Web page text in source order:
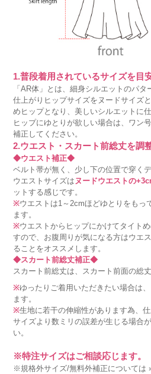
1.普段着用されているサイズを目
「AR体」とは、細身シルエットのパタ
仕上がりヒップサイズをヌードサイズ
めヒップとなり、美しいシルエットに仕
ヒップにゆとりが欲しい場合は、ワン
補正してください。
2.ウエスト・スカート前総丈を調
◆ウエスト補正◆
ベルト帯が無く、少し下の位置で穿くデ
ウエストサイズは ヌードウエストの
ットする感じです。
※ウエストは1～2cmほどゆとりをもっ
ます。
※ウエストからヒップにかけてタイト
すので、お腹周りが気になる方はウエ
ることをオススメします。
◆スカート前総丈補正◆
スカート前総丈は、スカート前面の総丈
※ゆったりご着用いただきたい場合は
ます。
※生地に若干の伸縮性があります為、
サイズより数ミリの誤差が生じる場合
い。
※特注サイズはご相談応じます。
※規格外サイズ/無料外補正については